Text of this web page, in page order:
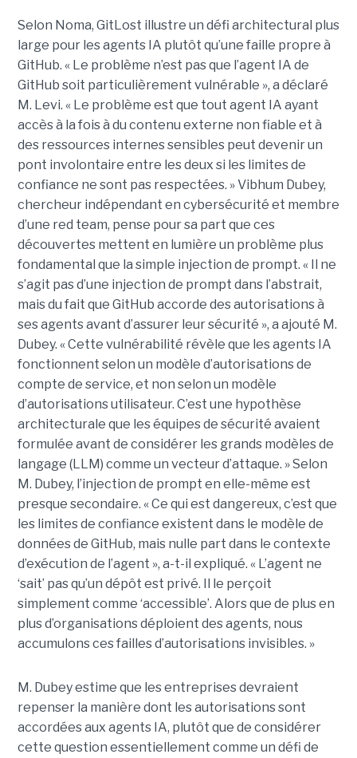
Selon Noma, GitLost illustre un défi architectural plus
large pour les agents IA plutôt qu’une faille propre à
GitHub. « Le problème n’est pas que l’agent IA de
GitHub soit particulièrement vulnérable », a déclaré
M. Levi. « Le problème est que tout agent IA ayant
accès à la fois à du contenu externe non fiable et à
des ressources internes sensibles peut devenir un
pont involontaire entre les deux si les limites de
confiance ne sont pas respectées. » Vibhum Dubey,
chercheur indépendant en cybersécurité et membre
d’une red team, pense pour sa part que ces
découvertes mettent en lumière un problème plus
fondamental que la simple injection de prompt. « Il ne
s’agit pas d’une injection de prompt dans l’abstrait,
mais du fait que GitHub accorde des autorisations à
ses agents avant d’assurer leur sécurité », a ajouté M.
Dubey. « Cette vulnérabilité révèle que les agents IA
fonctionnent selon un modèle d’autorisations de
compte de service, et non selon un modèle
d’autorisations utilisateur. C’est une hypothèse
architecturale que les équipes de sécurité avaient
formulée avant de considérer les grands modèles de
langage (LLM) comme un vecteur d’attaque. » Selon
M. Dubey, l’injection de prompt en elle-même est
presque secondaire. « Ce qui est dangereux, c’est que
les limites de confiance existent dans le modèle de
données de GitHub, mais nulle part dans le contexte
d’exécution de l’agent », a-t-il expliqué. « L’agent ne
‘sait’ pas qu’un dépôt est privé. Il le perçoit
simplement comme ‘accessible’. Alors que de plus en
plus d’organisations déploient des agents, nous
accumulons ces failles d’autorisations invisibles. »
M. Dubey estime que les entreprises devraient
repenser la manière dont les autorisations sont
accordées aux agents IA, plutôt que de considérer
cette question essentiellement comme un défi de